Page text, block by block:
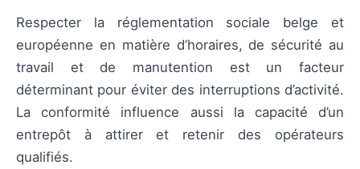
Respecter la réglementation sociale belge et
européenne en matière d’horaires, de sécurité au
travail et de manutention est un facteur
déterminant pour éviter des interruptions d’activité.
La conformité influence aussi la capacité d’un
entrepôt à attirer et retenir des opérateurs
qualifiés.